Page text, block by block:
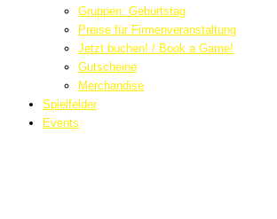
Gruppen: Geburtstag
Preise für Firmenveranstaltung
Jetzt buchen! / Book a Game!
Gutscheine
Merchandise
Spielfelder
Events